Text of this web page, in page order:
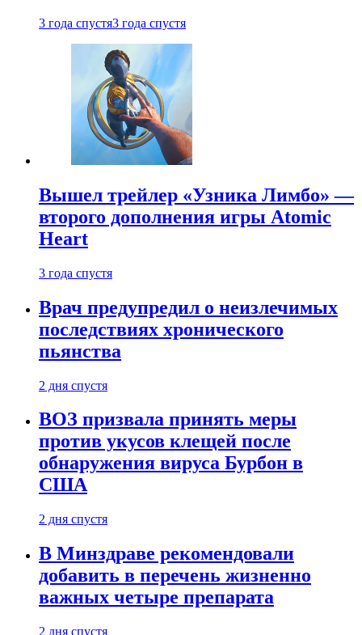
3 года спустя3 года спустя
Вышел трейлер «Узника Лимбо» —
второго дополнения игры Atomic
Heart
3 года спустя
Врач предупредил о неизлечимых
последствиях хронического
пьянства
2 дня спустя
ВОЗ призвала принять меры
против укусов клещей после
обнаружения вируса Бурбон в
США
2 дня спустя
В Минздраве рекомендовали
добавить в перечень жизненно
важных четыре препарата
2 дня спустя